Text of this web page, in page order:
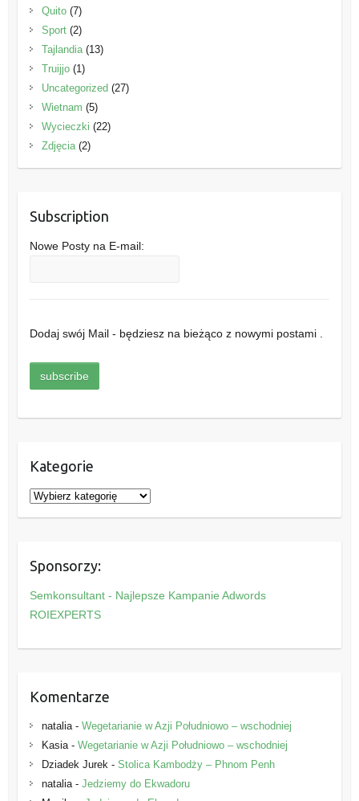
Quito(7)
Sport(2)
Tajlandia(13)
Truijjo(1)
Uncategorized(27)
Wietnam (5)
Wycieczki (22)
Zdjęcia(2)
Subscription
Nowe Posty na E-mail:
Dodaj swój Mail - będziesz na bieżąco z nowymi postami .
Kategorie
K
a
g
o
r
e
Sponsorzy:
Semkonsultant - Najlepsze Kampanie Adwords
ROIEXPERTS
Komentarze
natalia- Wegetarianie w Azji Południowo – wschodniej
Kasia- Wegetarianie w Azji Południowo – wschodniej
Dziadek Jurek - Stolica Kambodży – Phnom Penh
natalia- Jedziemy do Ekwadoru